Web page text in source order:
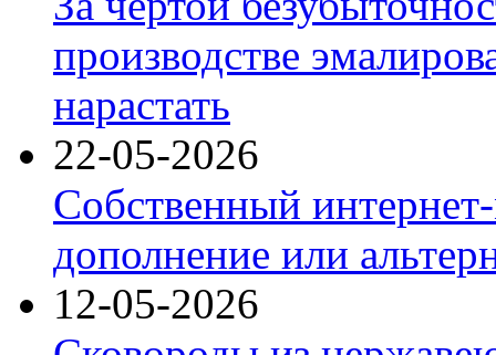
производстве
нарастать
22-05-2026
Собственный
дополнение или
12-05-2026